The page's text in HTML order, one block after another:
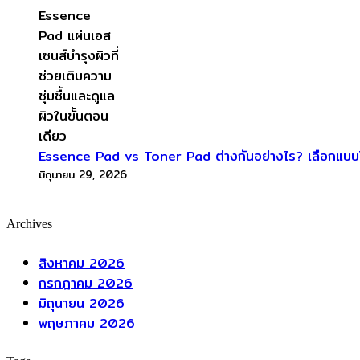
Essence Pad vs Toner Pad ต่างกันอย่างไร? เลือกแบ
มิถุนายน 29, 2026
Archives
สิงหาคม 2026
กรกฎาคม 2026
มิถุนายน 2026
พฤษภาคม 2026